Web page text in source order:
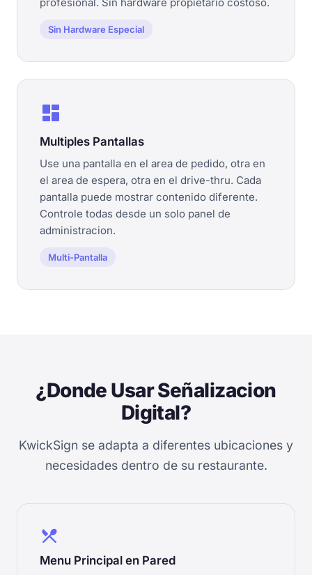
Sin Hardware Especial
dashboard
Multiples Pantallas
Use una pantalla en el area de pedido, otra en
el area de espera, otra en el drive-thru. Cada
pantalla puede mostrar contenido diferente.
Controle todas desde un solo panel de
administracion.
Multi-Pantalla
¿Donde Usar Señalizacion
Digital?
KwickSign se adapta a diferentes ubicaciones y
necesidades dentro de su restaurante.
restaurant_menu
Menu Principal en Pared